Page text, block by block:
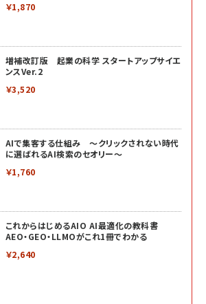
￥1,870
増補改訂版 起業の科学 スタートアップサイエ
ンスVer.2
￥3,520
AIで集客する仕組み ～クリックされない時代
に選ばれるAI検索のセオリー～
￥1,760
これからはじめるAIO AI最適化の教科書
AEO・GEO・LLMOがこれ1冊でわかる
￥2,640